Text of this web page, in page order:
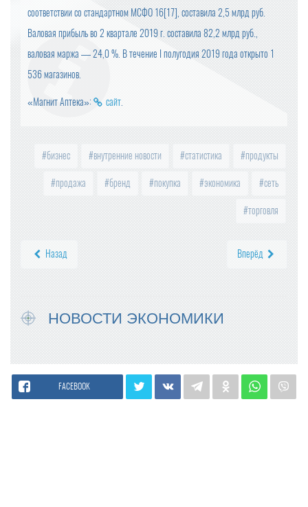
соответствии со стандартном МСФО 16[17], составила 2,5 млрд руб.
Валовая прибыль во 2 квартале 2019 г. составила 82,2 млрд руб.,
валовая маржа — 24,0 %. В течение I полугодия 2019 года открыто 1
536 магазинов.
«Магнит Аптека»: сайт
бизнес внутренние новости статистика продукты
продажа бренд покупка экономика сеть
торговля
Назад Вперёд
НОВОСТИ ЭКОНОМИКИ
FACEBOOK